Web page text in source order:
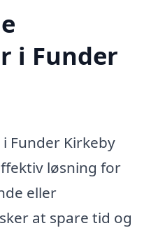
i Funder
Funder Kirkeby
løsning for
eller
at spare tid og